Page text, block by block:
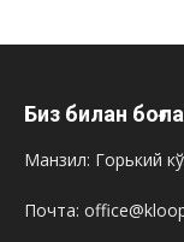
Биз билан
Манзил: Горький
Почта: